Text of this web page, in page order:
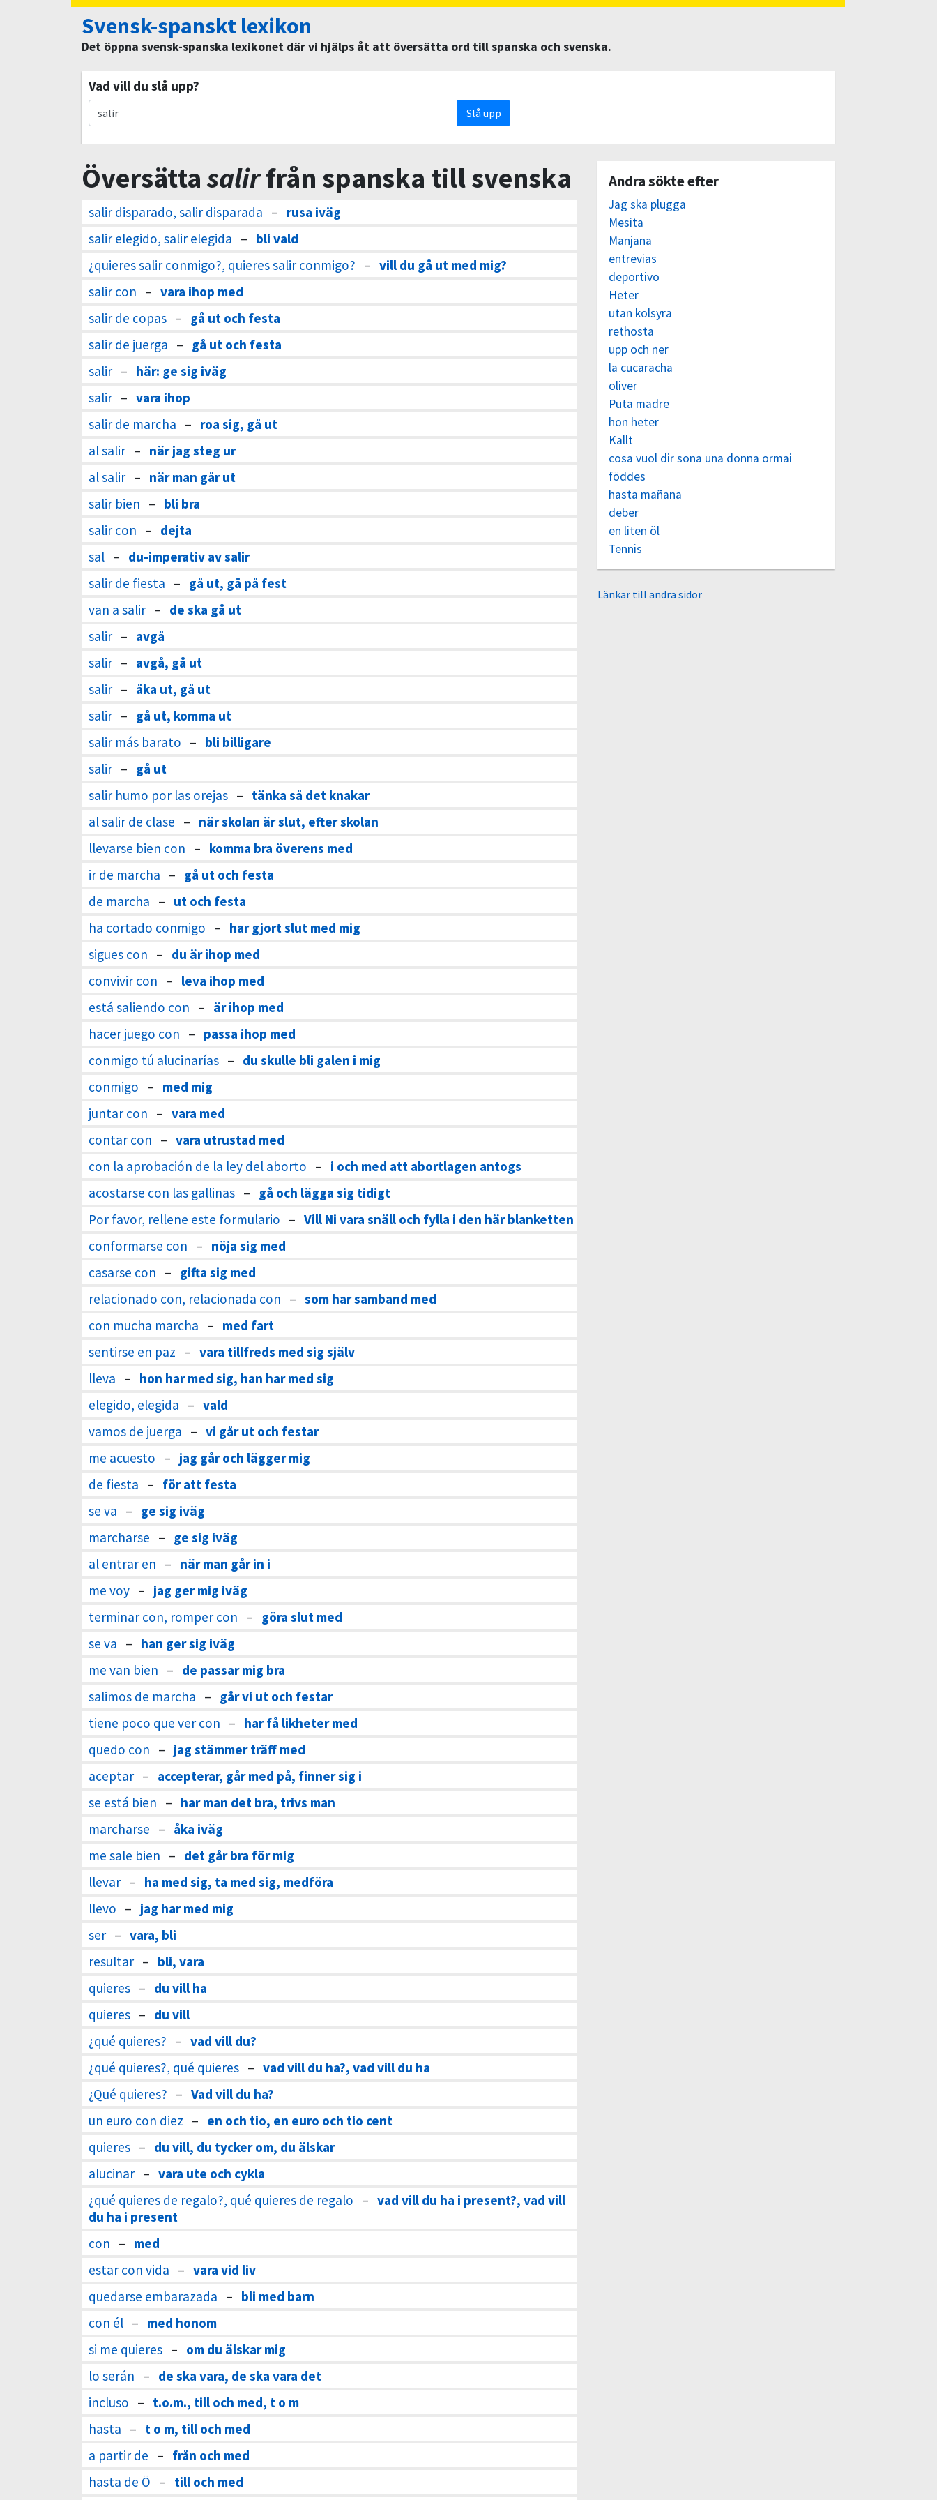
Svensk-spanskt lexikon
Det öppna svensk-spanska lexikonet där vi hjälps åt att översätta ord till spanska och svenska.
Vad vill du slå upp?
Slå upp
Översätta salirfrån spanska till svenska
salir disparado, salir disparada – rusa iväg
salir elegido, salir elegida – bli vald
¿quieres salir conmigo?, quieres salir conmigo? – vill du gå ut med mig?
salir con – vara ihop med
salir de copas – gå ut och festa
salir de juerga – gå ut och festa
salir – här: ge sig iväg
salir – vara ihop
salir de marcha – roa sig, gå ut
al salir – när jag steg ur
al salir – när man går ut
salir bien – bli bra
salir con – dejta
sal – du-imperativ av salir
salir de fiesta – gå ut, gå på fest
van a salir – de ska gå ut
salir – avgå
salir – avgå, gå ut
salir – åka ut, gå ut
salir – gå ut, komma ut
salir más barato – bli billigare
salir – gå ut
salir humo por las orejas – tänka så det knakar
al salir de clase – när skolan är slut, efter skolan
llevarse bien con – komma bra överens med
ir de marcha – gå ut och festa
de marcha – ut och festa
ha cortado conmigo – har gjort slut med mig
sigues con – du är ihop med
convivir con – leva ihop med
está saliendo con – är ihop med
hacer juego con – passa ihop med
conmigo tú alucinarías – du skulle bli galen i mig
conmigo – med mig
juntar con – vara med
contar con – vara utrustad med
con la aprobación de la ley del aborto – i och med att abortlagen antogs
acostarse con las gallinas – gå och lägga sig tidigt
Por favor, rellene este formulario – Vill Ni vara snäll och fylla i den här blanketten
conformarse con – nöja sig med
casarse con – gifta sig med
relacionado con, relacionada con – som har samband med
con mucha marcha – med fart
sentirse en paz – vara tillfreds med sig själv
lleva – hon har med sig, han har med sig
elegido, elegida – vald
vamos de juerga – vi går ut och festar
me acuesto – jag går och lägger mig
de fiesta – för att festa
se va – ge sig iväg
marcharse – ge sig iväg
al entrar en – när man går in i
me voy – jag ger mig iväg
terminar con, romper con – göra slut med
se va – han ger sig iväg
me van bien – de passar mig bra
salimos de marcha – går vi ut och festar
tiene poco que ver con – har få likheter med
quedo con – jag stämmer träff med
aceptar – accepterar, går med på, finner sig i
se está bien – har man det bra, trivs man
marcharse – åka iväg
me sale bien – det går bra för mig
llevar – ha med sig, ta med sig, medföra
llevo – jag har med mig
ser – vara, bli
resultar – bli, vara
quieres – du vill ha
quieres – du vill
¿qué quieres? – vad vill du?
¿qué quieres?, qué quieres – vad vill du ha?, vad vill du ha
¿Qué quieres? – Vad vill du ha?
un euro con diez – en och tio, en euro och tio cent
quieres – du vill, du tycker om, du älskar
alucinar – vara ute och cykla
¿qué quieres de regalo?, qué quieres de regalo – vad vill du ha i present?, vad vill
du ha i present
con – med
estar con vida – vara vid liv
quedarse embarazada – bli med barn
con él – med honom
si me quieres – om du älskar mig
lo serán – de ska vara, de ska vara det
incluso – t.o.m., till och med, t o m
hasta – t o m, till och med
a partir de – från och med
hasta de Ö – till och med
Andra sökte efter
Jag ska plugga
Mesita
Manjana
entrevias
deportivo
Heter
utan kolsyra
rethosta
upp och ner
la cucaracha
oliver
Puta madre
hon heter
Kallt
cosa vuol dir sona una donna ormai
föddes
hasta mañana
deber
en liten öl
Tennis
Länkar till andra sidor